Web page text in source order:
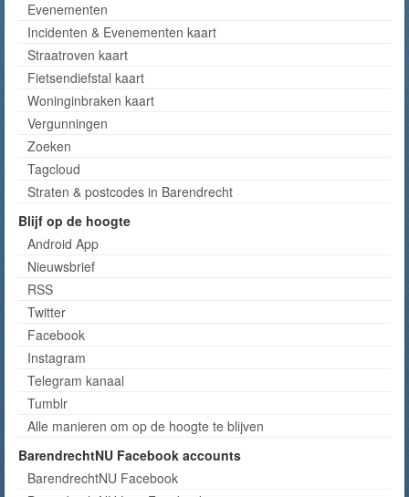
Evenementen
Incidenten & Evenementen kaart
Straatroven kaart
Fietsendiefstal kaart
Woninginbraken kaart
Vergunningen
Zoeken
Tagcloud
Straten & postcodes in Barendrecht
Blijf op de hoogte
Android App
Nieuwsbrief
RSS
Twitter
Facebook
Instagram
Telegram kanaal
Tumblr
Alle manieren om op de hoogte te blijven
BarendrechtNU Facebook accounts
BarendrechtNU Facebook